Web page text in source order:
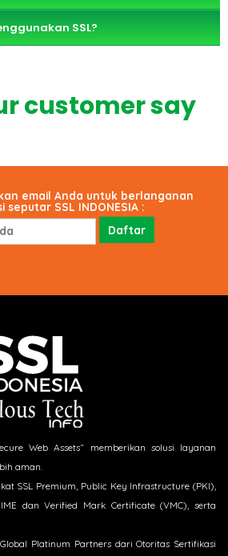
SSL?
customer say
email Anda untuk berlanganan
seputar SSL INDONESIA :
Web Assets“ memberikan solusi layanan
aman.
SSL Premium, Public Key Infrastructure (PKI),
dan Verified Mark Certificate (VMC), serta
Platinum Partners dari Otoritas Sertifikasi